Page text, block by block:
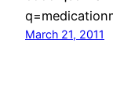
March 21, 2011